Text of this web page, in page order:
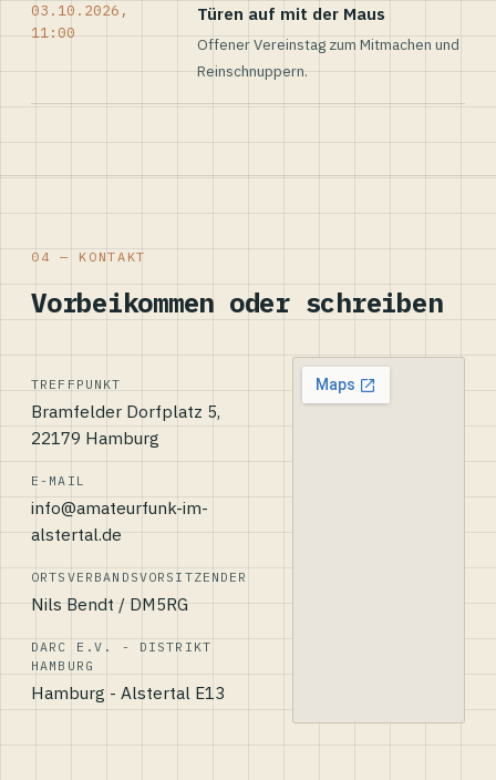
03.10.2026,
11:00
Türen auf mit der Maus
Offener Vereinstag zum Mitmachen und
Reinschnuppern.
04 — KONTAKT
Vorbeikommen oder schreiben
TREFFPUNKT
Bramfelder Dorfplatz 5,
22179 Hamburg
E-MAIL
info@amateurfunk-im-
alstertal.de
ORTSVERBANDSVORSITZENDER
Nils Bendt / DM5RG
DARC E.V. - DISTRIKT
HAMBURG
Hamburg - Alstertal E13